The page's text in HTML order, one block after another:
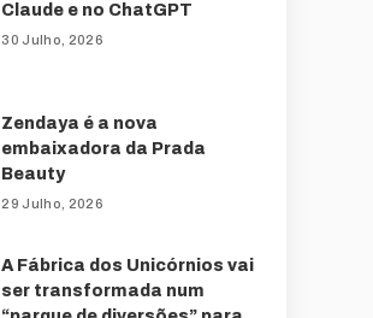
Claude e no ChatGPT
30 Julho, 2026
Zendaya é a nova
embaixadora da Prada
Beauty
29 Julho, 2026
A Fábrica dos Unicórnios vai
ser transformada num